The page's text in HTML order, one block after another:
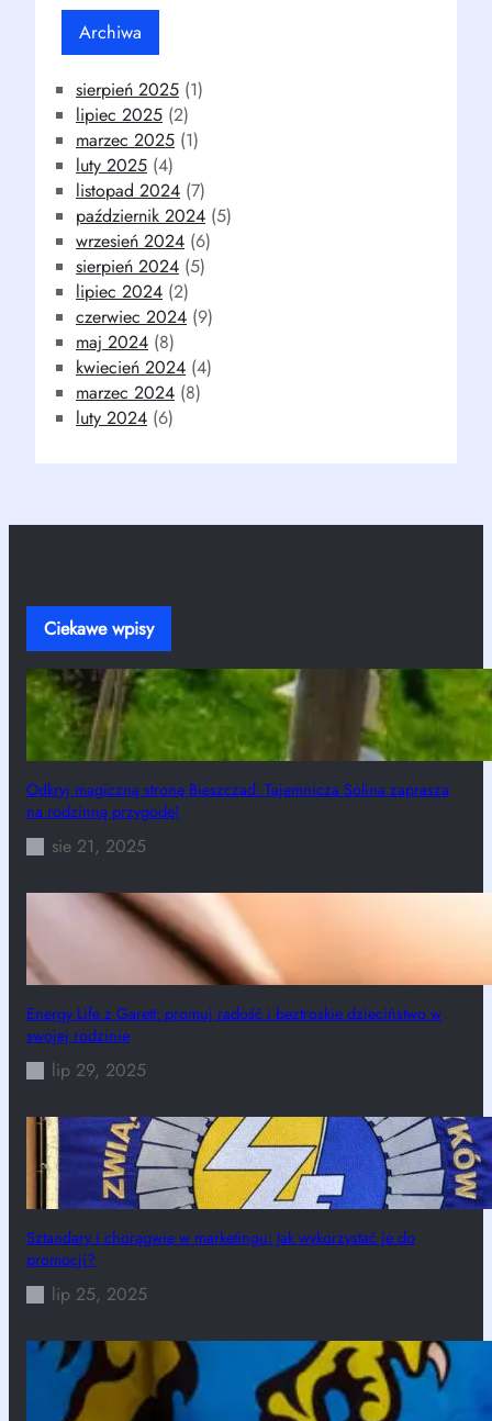
Archiwa
sierpień 2025 (1)
lipiec 2025 (2)
marzec 2025 (1)
luty 2025 (4)
listopad 2024 (7)
październik 2024 (5)
wrzesień 2024 (6)
sierpień 2024 (5)
lipiec 2024 (2)
czerwiec 2024 (9)
maj 2024 (8)
kwiecień 2024 (4)
marzec 2024 (8)
luty 2024 (6)
Ciekawe wpisy
Odkryj magiczną stronę Bieszczad: Tajemnicza Solina zaprasza
na rodzinną przygodę!
sie 21, 2025
Energy Life z Garett: promuj radość i beztroskie dzieciństwo w
swojej rodzinie
lip 29, 2025
Sztandary i chorągwie w marketingu: Jak wykorzystać je do
promocji?
lip 25, 2025